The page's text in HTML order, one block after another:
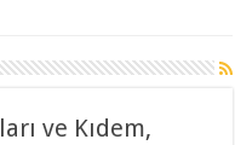
ve Kıdem,